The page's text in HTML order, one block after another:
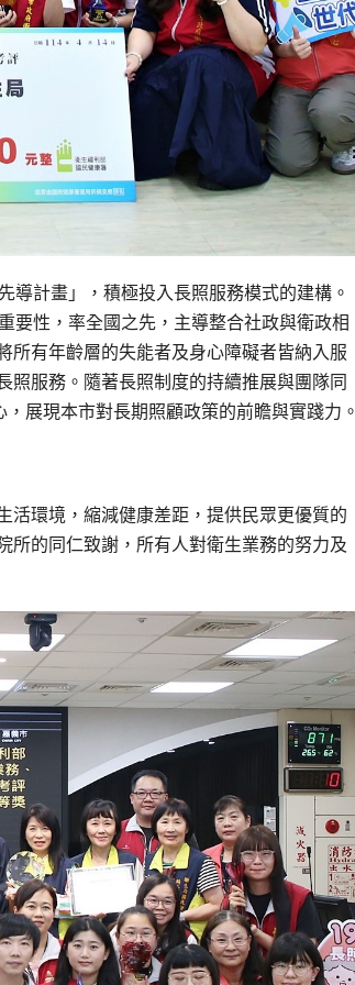
導計畫」，積極投入長照服務模式的建構。
要性，率全國之先，主導整合社政與衛政相
有年齡層的失能者及身心障礙者皆納入服
照服務。隨著長照制度的持續推展與團隊同
展現本市對長期照顧政策的前瞻與實踐力。
活環境，縮減健康差距，提供民眾更優質的
所的同仁致謝，所有人對衛生業務的努力及